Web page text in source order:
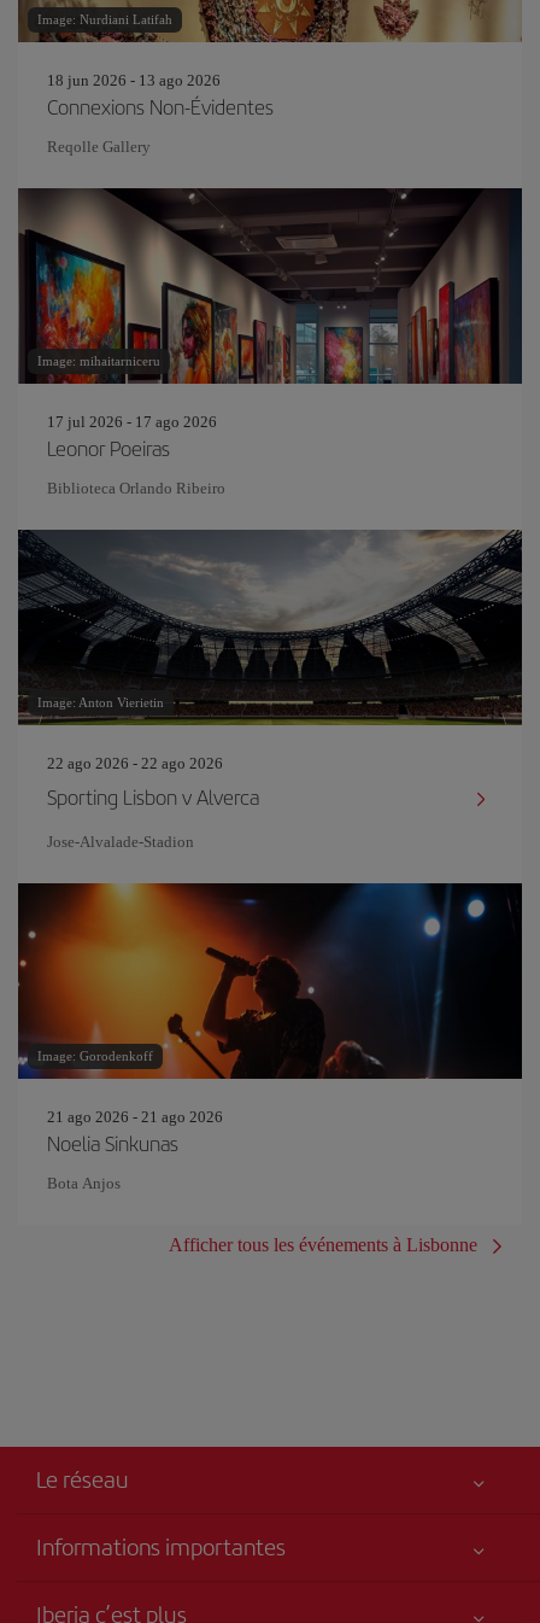
Image: Nurdiani Latifah
18 jun 2026 - 13 ago 2026
Connexions Non-Évidentes
Reqolle Gallery
Image: mihaitarniceru
17 jul 2026 - 17 ago 2026
Leonor Poeiras
Biblioteca Orlando Ribeiro
Image: Anton Vierietin
22 ago 2026 - 22 ago 2026
Sporting Lisbon v Alverca
Jose-Alvalade-Stadion
Image: Gorodenkoff
21 ago 2026 - 21 ago 2026
Noelia Sinkunas
Bota Anjos
Afficher tous les événements à Lisbonne
Le réseau
Informations importantes
Iberia c’est plus